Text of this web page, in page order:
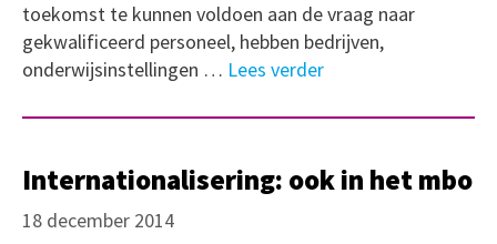
toekomst te kunnen voldoen aan de vraag naar
gekwalificeerd personeel, hebben bedrijven,
onderwijsinstellingen … Lees verder
Internationalisering: ook in het mbo
18 december 2014